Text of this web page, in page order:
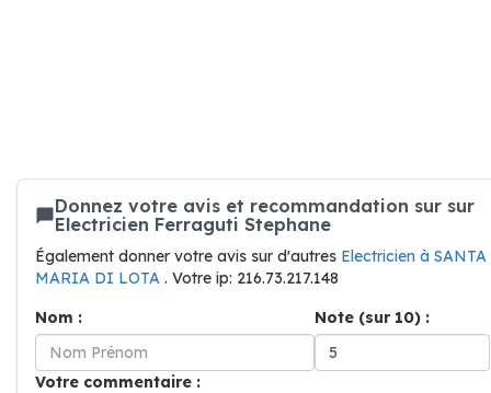
Donnez votre avis et recommandation sur sur
Electricien Ferraguti Stephane
Également donner votre avis sur d'autres Electricien à SANTA
MARIA DI LOTA . Votre ip: 216.73.217.148
Nom :
Note (sur 10) :
Votre commentaire :